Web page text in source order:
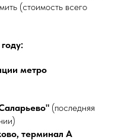
(стоимость всего
метро
(последняя
терминал А